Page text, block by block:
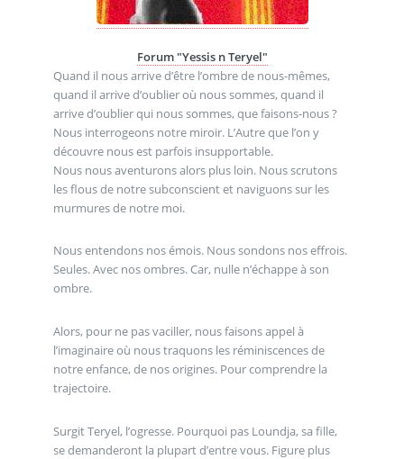
Forum "Yessis n Teryel"
Quand il nous arrive d’être l’ombre de nous-mêmes,
quand il arrive d’oublier où nous sommes, quand il
arrive d’oublier qui nous sommes, que faisons-nous ?
Nous interrogeons notre miroir. L’Autre que l’on y
découvre nous est parfois insupportable.
Nous nous aventurons alors plus loin. Nous scrutons
les flous de notre subconscient et naviguons sur les
murmures de notre moi.
Nous entendons nos émois. Nous sondons nos effrois.
Seules. Avec nos ombres. Car, nulle n’échappe à son
ombre.
Alors, pour ne pas vaciller, nous faisons appel à
l’imaginaire où nous traquons les réminiscences de
notre enfance, de nos origines. Pour comprendre la
trajectoire.
Surgit Teryel, l’ogresse. Pourquoi pas Loundja, sa fille,
se demanderont la plupart d’entre vous. Figure plus